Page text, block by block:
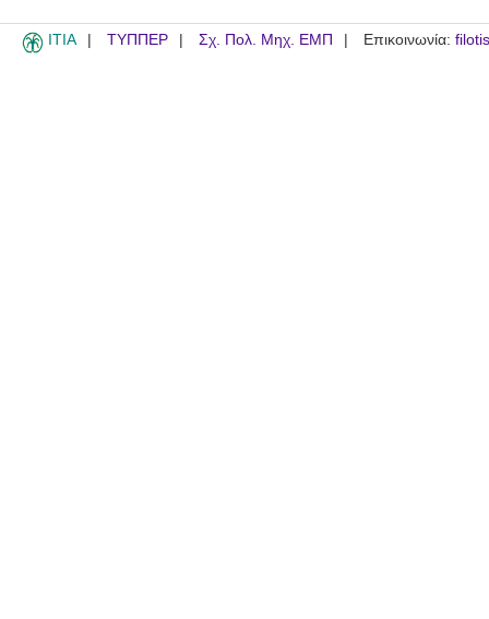
ITIA ΤΥΠΠΕΡ Σχ. Πολ. Μηχ. ΕΜΠ Επικοινωνία: